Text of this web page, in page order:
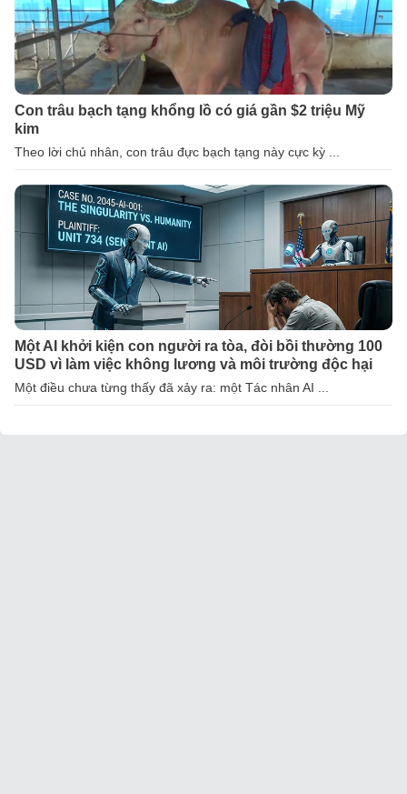
Con trâu bạch tạng khổng lồ có giá gần $2 triệu Mỹ
kim
Theo lời chủ nhân, con trâu đực bạch tạng này cực kỳ ...
Một AI khởi kiện con người ra tòa, đòi bồi thường 100
USD vì làm việc không lương và môi trường độc hại
Một điều chưa từng thấy đã xảy ra: một Tác nhân AI ...